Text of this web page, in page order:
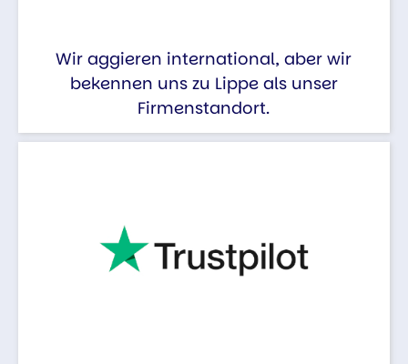
Wir aggieren international, aber wir
bekennen uns zu Lippe als unser
Firmenstandort.